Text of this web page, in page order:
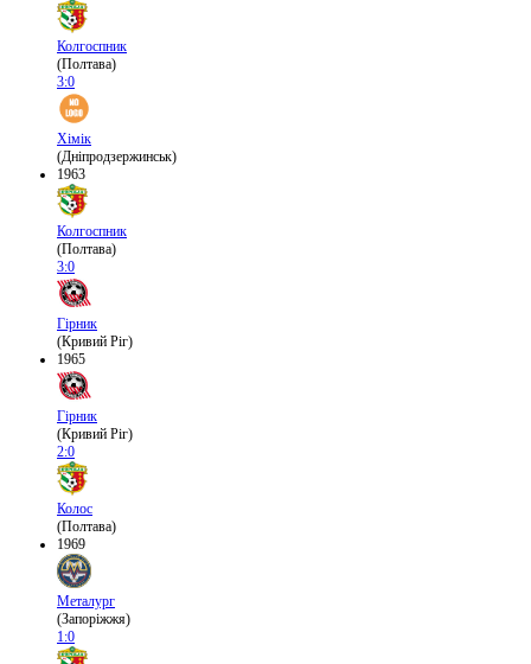
Колгоспник
(Полтава)
3:0
Хімік
(Дніпродзержинськ)
1963
Колгоспник
(Полтава)
3:0
Гірник
(Кривий Ріг)
1965
Гірник
(Кривий Ріг)
2:0
Колос
(Полтава)
1969
Металург
(Запоріжжя)
1:0